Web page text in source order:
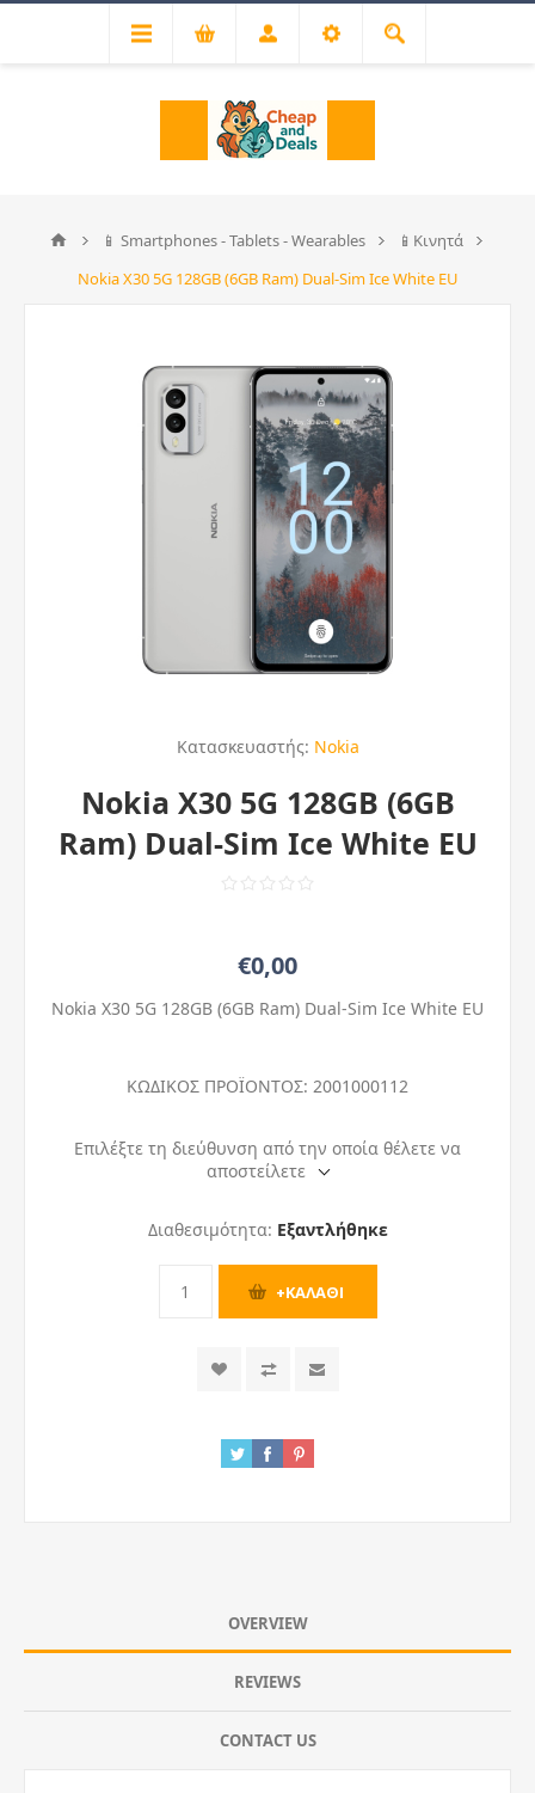
📱 Smartphones - Tablets - Wearables
📱Κινητά
Nokia X30 5G 128GB (6GB Ram) Dual-Sim Ice White EU
Κατασκευαστής: Nokia
Nokia X30 5G 128GB (6GB
Ram) Dual-Sim Ice White EU
€0,00
Nokia X30 5G 128GB (6GB Ram) Dual-Sim Ice White EU
ΚΩΔΙΚΟΣ ΠΡΟΪΟΝΤΟΣ: 2001000112
Επιλέξτε τη διεύθυνση από την οποία θέλετε να
αποστείλετε
Διαθεσιμότητα: Εξαντλήθηκε
OVERVIEW
REVIEWS
CONTACT US